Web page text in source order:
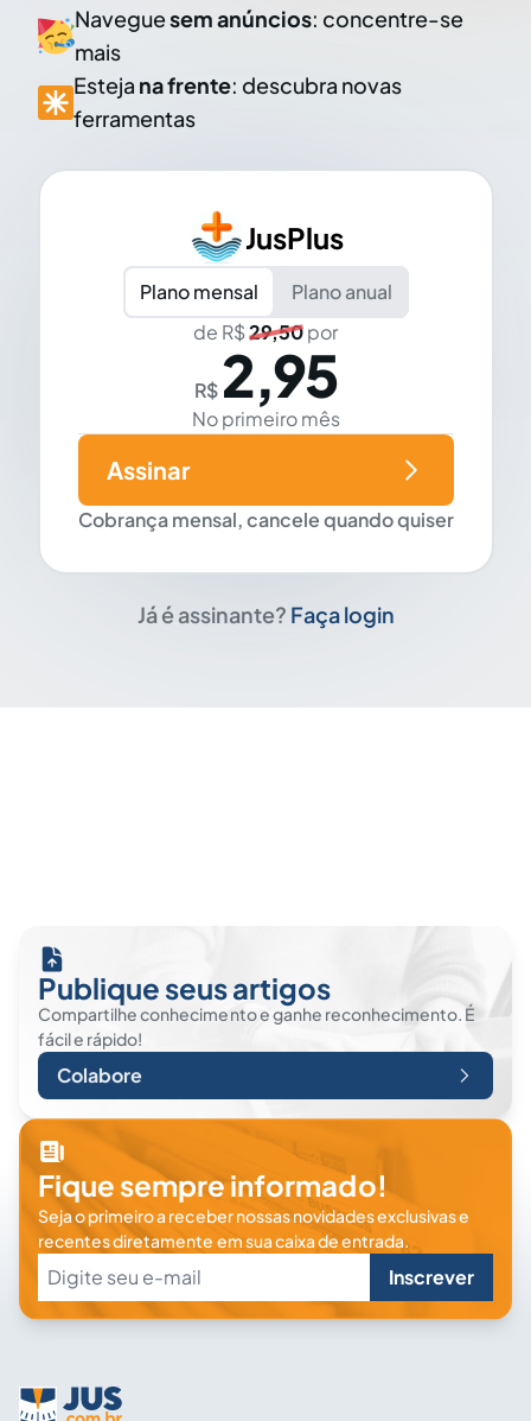
Naveguesem anúncios: concentre-se
mais
Esteja na frente: descubra novas
ferramentas
JusPlus
Plano mensal
Plano anual
de R$29,50por
R$ 2,95
No primeiro mês
Cobrança mensal, cancele quando quiser
Assinar
Já é assinante? Faça login
Publique seus artigos
Compartilhe conhecimento e ganhe reconhecimento. É
fácil e rápido!
Colabore
Fique sempre informado!
Seja o primeiro a receber nossas novidades exclusivas e
recentes diretamente em sua caixa de entrada.
Inscrever